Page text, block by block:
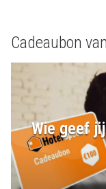
Cadeaubon
Wie geef